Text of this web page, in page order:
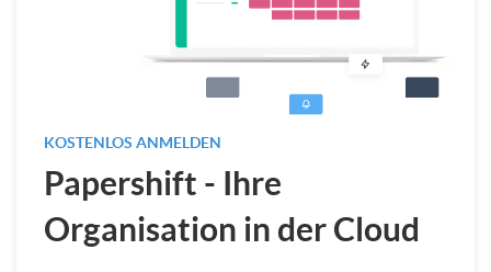
KOSTENLOS ANMELDEN
Papershift - Ihre
Organisation in der Cloud